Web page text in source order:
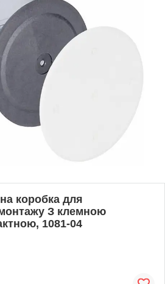
коробка для
З клемною
1081-04